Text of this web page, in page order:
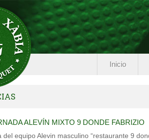
Inicio
ALEVÍN MIXTO 9 DONDE FABRIZIO
del equipo Alevin masculino “restaurante 9